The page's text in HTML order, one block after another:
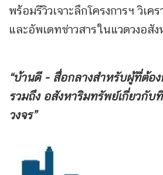
พร้อมรีวิวเจาะลึกโครงการฯ วิเค
และอัพเดทข่าวสารในแวดวงอสัง
“บ้านดี - สื่อกลางสำหรับผู้ที่ต้อง
รวมถึง อสังหาริมทรัพย์เกี่ยวกับ
วงจร”